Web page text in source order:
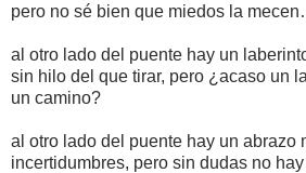
pero no sé bien que miedos la
al otro lado del puente hay un
sin hilo del que tirar, pero ¿acaso un
un camino?
al otro lado del puente hay un abrazo
incertidumbres, pero sin dudas no